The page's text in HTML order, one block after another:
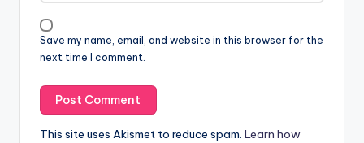
Save my name, email, and website in this browser for the
next time I comment.
This site uses Akismet to reduce spam. Learn how